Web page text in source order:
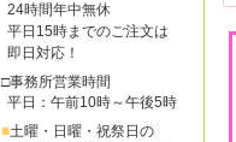
24時間年中無休
平日15時までのご注文は
即日対応！
□事務所営業時間
平日：午前10時～午後5時
■土曜・日曜・祝祭日の